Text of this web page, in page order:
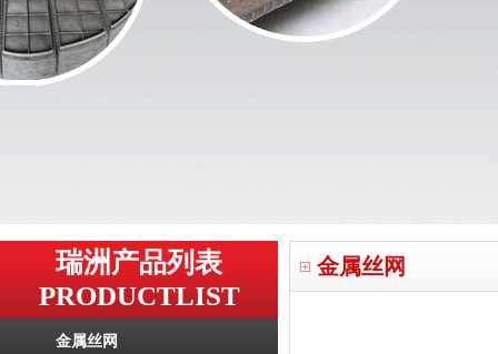
瑞洲产品列表
PRODUCTLIST
金属丝网
金属丝网